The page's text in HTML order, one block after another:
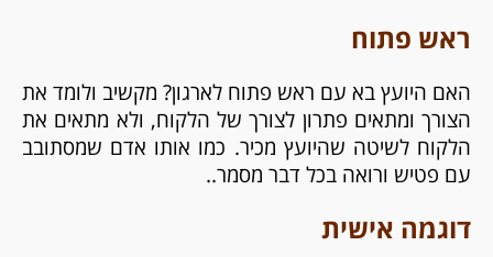
ראש פתוח
האם היועץ בא עם ראש פתוח לארגון? מקשיב ולומד את
הצורך ומתאים פתרון לצורך של הלקוח, ולא מתאים את
הלקוח לשיטה שהיועץ מכיר. כמו אותו אדם שמסתובב
עם פטיש ורואה בכל דבר מסמר..
דוגמה אישית